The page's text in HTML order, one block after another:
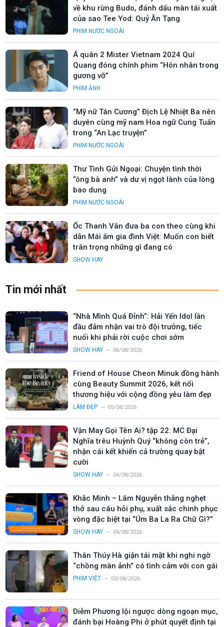
về khu rừng Budo, đánh dấu màn tái xuất
của sao Tee Yod: Quỷ Ăn Tạng
PHIM NƯỚC NGOÀI
Á quân 2 Mister Vietnam 2024 Quí
Quang đóng chính phim “Hôn nhân trong
gương vỡ”
PHIM ẢNH
“Mỹ nữ Tân Cương” Địch Lệ Nhiệt Ba nên
duyên cùng mỹ nam Hoa ngữ Cung Tuấn
trong “An Lạc truyện”
PHIM NƯỚC NGOÀI
Thư Tình Gửi Ngoại: Chuyện tình thời
“ông bà anh” và dư vị ngọt lành của lòng
bao dung
PHIM NƯỚC NGOÀI
Ốc Thanh Vân đưa ba con theo cùng khi
dẫn Mái ấm gia đình Việt: Muốn con biết
trân trọng những gì đang có
SHOW HAY
Tin mới nhất
“Nhà Mình Quá Đỉnh”: Hải Yến Idol lần
đầu đảm nhận vai trò đội trưởng, tiếc
nuối khi phải rời cuộc chơi sớm
SHOW HAY 06/08/2026
Friend of House Cheon Minuk đồng hành
cùng Beauty Summit 2026, kết nối
thương hiệu với cộng đồng yêu làm đẹp
LÀM ĐẸP 05/08/2026
Vận May Gọi Tên Ai? tập 22: MC Đại
Nghĩa trêu Huỳnh Quý “không còn trẻ”,
nhận cái kết khiến cả trường quay bật
cười
SHOW HAY 04/08/2026
Khắc Minh – Lâm Nguyễn thắng nghẹt
thở sau câu hỏi phụ, xuất sắc chinh phục
vòng đặc biệt tại “Úm Ba La Ra Chữ Gì?”
SHOW HAY 04/08/2026
Thân Thúy Hà giận tái mặt khi nghi ngờ
“chồng màn ảnh” có tình cảm với con gái
PHIM VIỆT 03/08/2026
Diễm Phương lội ngược dòng ngoạn mục,
đánh bại Hoàng Phi ở phút quyết định tại